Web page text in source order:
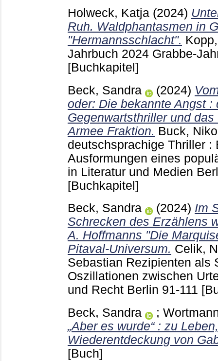
Holweck, Katja (2024)
Ruh. Waldphantasmen in
"Hermannsschlacht".
Jahrbuch 2024 Grabbe-
[Buchkapitel]
Beck, Sandra
(2024)
oder: Die bekannte Angst :
Gegenwartsthriller und
Armee Fraktion. Buck,
deutschsprachige Thriller :
Ausformungen eines
in Literatur und Medien
[Buchkapitel]
Beck, Sandra
(2024) Im
Schrecken des Erzählens
A. Hoffmanns "Die
Pitaval-Universum. Celik,
Sebastian Rezipienten als
Oszillationen zwischen
und Recht Berlin 91-111
Beck, Sandra
;
„Aber es wurde“ : zu
Wiederentdeckung von
[Buch]